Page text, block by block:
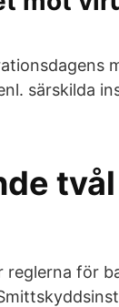
särskilda
reglerna för